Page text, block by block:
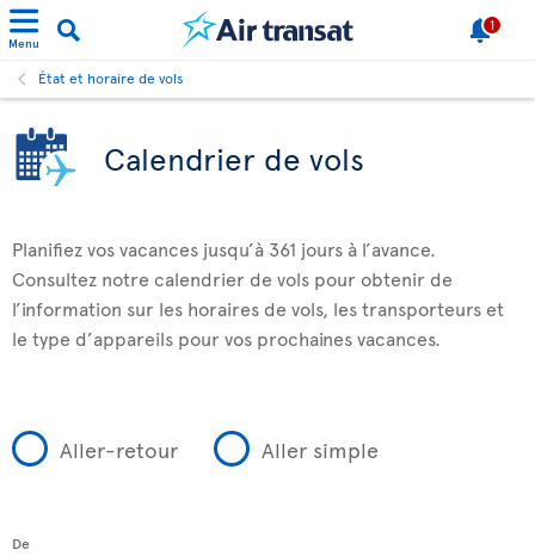
Menu
1
État et horaire de vols
Calendrier de vols
Planifiez vos vacances jusqu’à 361 jours à l’avance.
Consultez notre calendrier de vols pour obtenir de
l’information sur les horaires de vols, les transporteurs et
le type d’appareils pour vos prochaines vacances.
Aller-retour Aller simple
De